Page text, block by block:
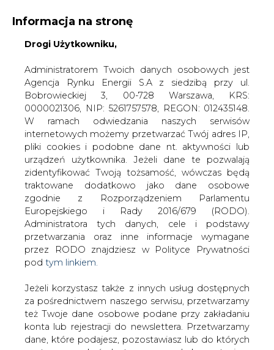
KONTAKT:
WYDAWCA PORTALU:
WYSOKI KONTRAST A A
ZALOGUJ SIĘ
WŁĄCZ CIRE.TV
Informacja na stronę
Drogi Użytkowniku,
Administratorem Twoich danych osobowych jest
Agencja Rynku Energii S.A z siedzibą przy ul.
Bobrowieckiej 3, 00-728 Warszawa, KRS:
0000021306, NIP: 5261757578, REGON: 012435148.
W ramach odwiedzania naszych serwisów
internetowych możemy przetwarzać Twój adres IP,
pliki cookies i podobne dane nt. aktywności lub
urządzeń użytkownika. Jeżeli dane te pozwalają
zidentyfikować Twoją tożsamość, wówczas będą
traktowane dodatkowo jako dane osobowe
zgodnie z Rozporządzeniem Parlamentu
Europejskiego i Rady 2016/679 (RODO).
Administratora tych danych, cele i podstawy
przetwarzania oraz inne informacje wymagane
przez RODO znajdziesz w Polityce Prywatności
pod tym linkiem.
Jeżeli korzystasz także z innych usług dostępnych
za pośrednictwem naszego serwisu, przetwarzamy
też Twoje dane osobowe podane przy zakładaniu
konta lub rejestracji do newslettera. Przetwarzamy
dane, które podajesz, pozostawiasz lub do których
Strona główna CIEPŁOWNICTWO
Widok Energia